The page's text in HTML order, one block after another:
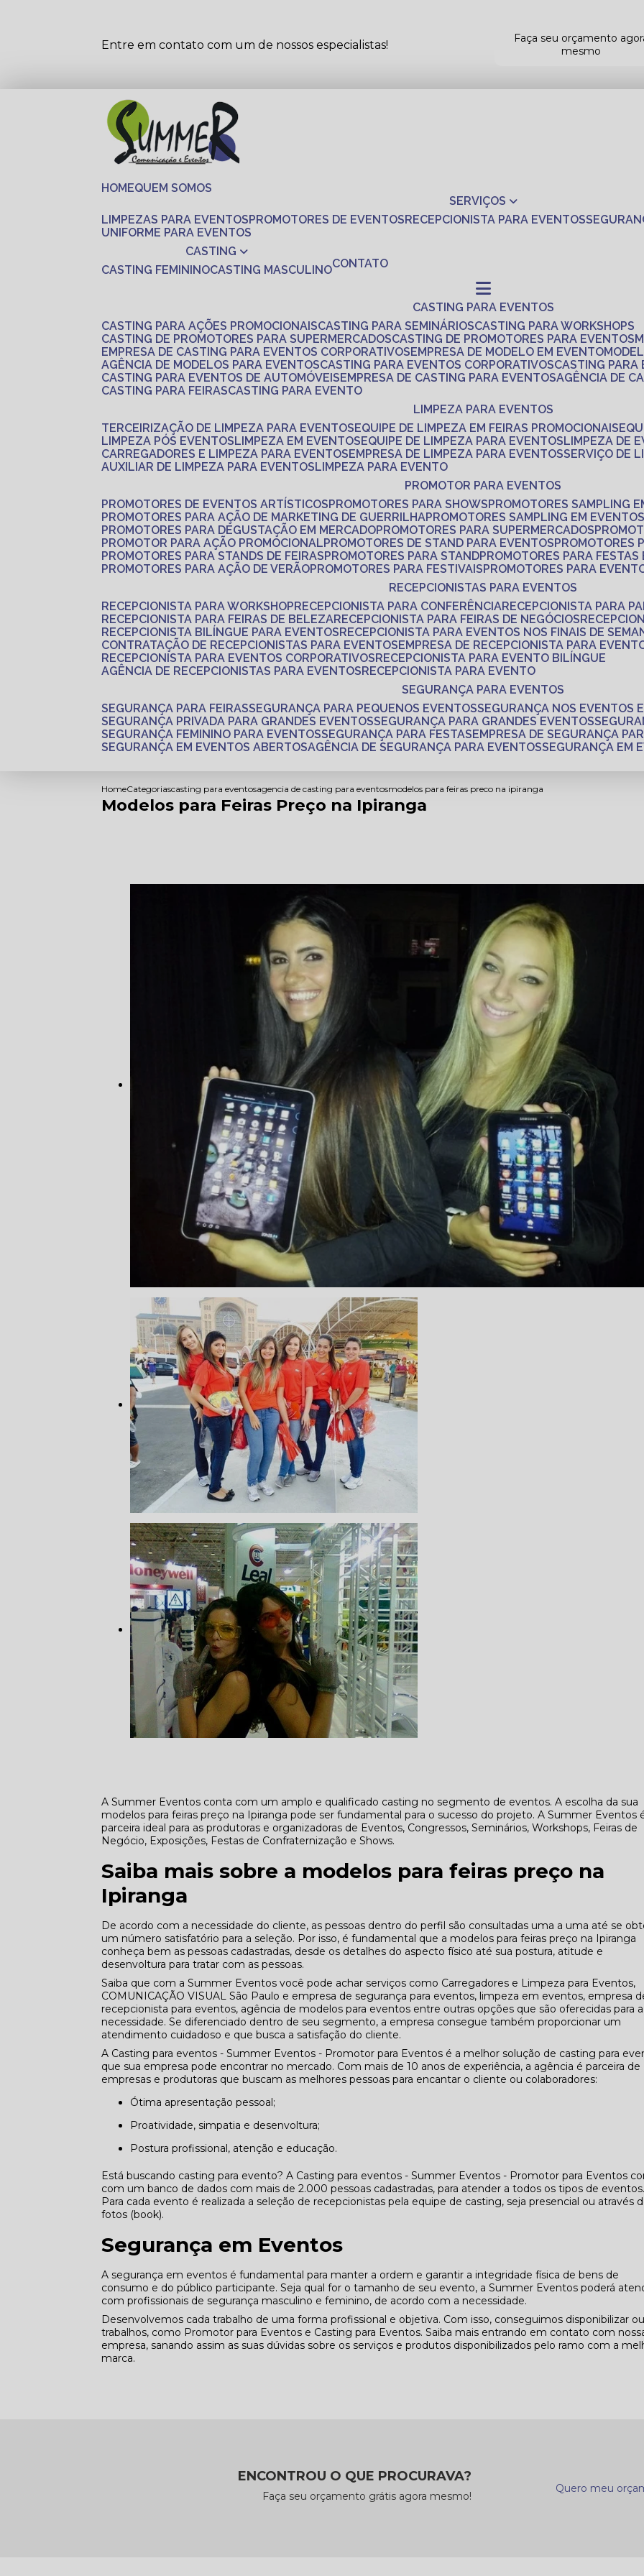
Entre em contato com um de nossos especialistas!
Faça seu orçamento
mesmo
HOME
QUEM SOMOS
SERVIÇOS
LIMPEZAS PARA EVENTOS
PROMOTORES DE EVENTOS RECEPCIONISTA PARA EVENTOS
UNIFORME PARA EVENTOS
CASTING
CASTING FEMININO CASTING MASCULINO CONTATO
CASTING PARA EVENTOS
CASTING PARA AÇÕES PROMOCIONAIS
CASTING PARA SEMINÁRIOS
CASTING PARA WORKSHOPS
CASTING DE PROMOTORES PARA SUPERMERCADOS
CASTING DE PROMOTORES PARA EVENTOS
EMPRESA DE CASTING PARA EVENTOS CORPORATIVOS
EMPRESA DE MODELO EM EVENTO
AGÊNCIA DE MODELOS PARA EVENTOS
CASTING PARA EVENTOS CORPORATIVOS
CASTING
CASTING PARA EVENTOS DE AUTOMÓVEIS
EMPRESA DE CASTING PARA EVENTOS
AGÊNCIA DE
CASTING PARA FEIRAS
CASTING PARA EVENTO
LIMPEZA PARA EVENTOS
TERCEIRIZAÇÃO DE LIMPEZA PARA EVENTOS
EQUIPE DE LIMPEZA EM FEIRAS PROMOCIONAIS
LIMPEZA PÓS EVENTOS
LIMPEZA EM EVENTOS EQUIPE DE LIMPEZA PARA EVENTOS
LIMPEZA DE
CARREGADORES E LIMPEZA PARA EVENTOS
EMPRESA DE LIMPEZA PARA EVENTOS SERVIÇO DE
AUXILIAR DE LIMPEZA PARA EVENTOS
LIMPEZA PARA EVENTO
PROMOTOR PARA EVENTOS
PROMOTORES DE EVENTOS ARTÍSTICOS
PROMOTORES PARA SHOWS
PROMOTORES SAMPLING
PROMOTORES PARA AÇÃO DE MARKETING DE GUERRILHA PROMOTORES SAMPLING EM EVENTOS
PROMOTORES PARA DEGUSTAÇÃO EM MERCADO PROMOTORES PARA SUPERMERCADOS
PROMOTOR PARA AÇÃO PROMOCIONAL
PROMOTORES DE STAND PARA EVENTOS
PROMOTORES PARA STANDS DE FEIRAS
PROMOTORES PARA STAND PROMOTORES PARA
PROMOTORES PARA AÇÃO DE VERÃO PROMOTORES PARA FESTIVAIS
PROMOTORES PARA
RECEPCIONISTAS PARA EVENTOS
RECEPCIONISTA PARA WORKSHOP
RECEPCIONISTA PARA CONFERÊNCIA
RECEPCIONISTA PARA
RECEPCIONISTA PARA FEIRAS DE BELEZA
RECEPCIONISTA PARA FEIRAS DE NEGÓCIOS
RECEPCIONISTA BILÍNGUE PARA EVENTOS
RECEPCIONISTA PARA EVENTOS NOS FINAIS DE
CONTRATAÇÃO DE RECEPCIONISTAS PARA EVENTOS
EMPRESA DE RECEPCIONISTA PARA
RECEPCIONISTA PARA EVENTOS CORPORATIVOS
RECEPCIONISTA PARA EVENTO BILÍNGUE
AGÊNCIA DE RECEPCIONISTAS PARA EVENTOS
RECEPCIONISTA PARA EVENTO
SEGURANÇA PARA EVENTOS
SEGURANÇA PARA FEIRAS SEGURANÇA PARA PEQUENOS EVENTOS SEGURANÇA NOS EVENTOS
SEGURANÇA PRIVADA PARA GRANDES EVENTOS SEGURANÇA PARA GRANDES EVENTOS
SEGURANÇA FEMININO PARA EVENTOS SEGURANÇA PARA FESTAS
EMPRESA DE SEGURANÇA
SEGURANÇA EM EVENTOS ABERTOS
AGÊNCIA DE SEGURANÇA PARA EVENTOS SEGURANÇA EM
HomeCategoriascasting para eventosagencia de casting para eventosmodelos para feiras preco na ipiranga
Modelos para Feiras Preço na Ipiranga
A Summer Eventos conta com um amplo e qualificado casting no segmento de eventos. A escolha da sua
modelos para feiras preço na Ipiranga pode ser fundamental para o sucesso do projeto. A Summer Eventos
parceira ideal para as produtoras e organizadoras de Eventos, Congressos, Seminários, Workshops, Feiras de
Negócio, Exposições, Festas de Confraternização e Shows.
Saiba mais sobre a modelos para feiras preço na
Ipiranga
De acordo com a necessidade do cliente, as pessoas dentro do perfil são consultadas uma a uma até se
um número satisfatório para a seleção. Por isso, é fundamental que a modelos para feiras preço na Ipiranga
conheça bem as pessoas cadastradas, desde os detalhes do aspecto físico até sua postura, atitude e
desenvoltura para tratar com as pessoas.
Saiba que com a Summer Eventos você pode achar serviços como Carregadores e Limpeza para Eventos,
COMUNICAÇÃO VISUAL São Paulo e empresa de segurança para eventos, limpeza em eventos, empresa
recepcionista para eventos, agência de modelos para eventos entre outras opções que são oferecidas para
necessidade. Se diferenciado dentro de seu segmento, a empresa consegue também proporcionar um
atendimento cuidadoso e que busca a satisfação do cliente.
A Casting para eventos - Summer Eventos - Promotor para Eventos é a melhor solução de casting para
que sua empresa pode encontrar no mercado. Com mais de 10 anos de experiência, a agência é parceira de
empresas e produtoras que buscam as melhores pessoas para encantar o cliente ou colaboradores:
Ótima apresentação pessoal;
Proatividade, simpatia e desenvoltura;
Postura profissional, atenção e educação.
Está buscando casting para evento? A Casting para eventos - Summer Eventos - Promotor para Eventos
com um banco de dados com mais de 2.000 pessoas cadastradas, para atender a todos os tipos de eventos.
Para cada evento é realizada a seleção de recepcionistas pela equipe de casting, seja presencial ou através
fotos (book).
Segurança em Eventos
A segurança em eventos é fundamental para manter a ordem e garantir a integridade física de bens de
consumo e do público participante. Seja qual for o tamanho de seu evento, a Summer Eventos poderá
com profissionais de segurança masculino e feminino, de acordo com a necessidade.
Desenvolvemos cada trabalho de uma forma profissional e objetiva. Com isso, conseguimos disponibilizar
trabalhos, como Promotor para Eventos e Casting para Eventos. Saiba mais entrando em contato com
empresa, sanando assim as suas dúvidas sobre os serviços e produtos disponibilizados pelo ramo com a
marca.
ENCONTROU O QUE PROCURAVA?
Faça seu orçamento grátis agora mesmo!
Quero meu